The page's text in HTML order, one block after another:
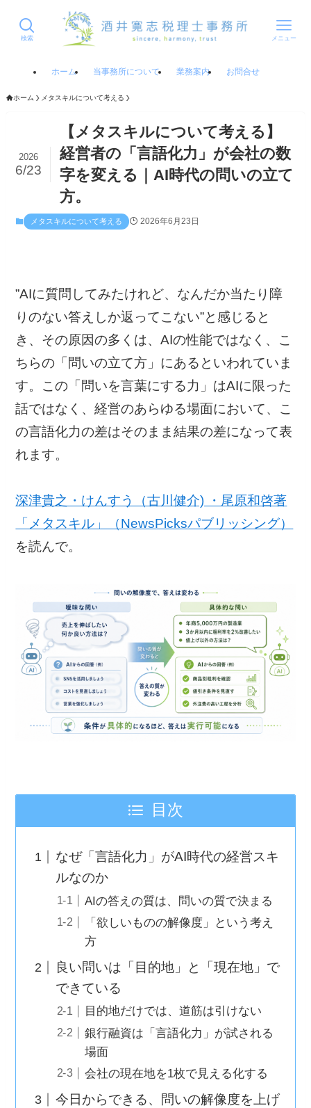
検索 メニュー
ホーム 当事務所について 業務案内 お問合せ
ホーム メタスキルについて考える
【メタスキルについて考える】
経営者の「言語化力」が会社の数
字を変える｜AI時代の問いの立て
方。
2026
6/23
メタスキルについて考える 2026年6月23日
”AIに質問してみたけれど、なんだか当たり障
りのない答えしか返ってこない”と感じると
き、その原因の多くは、AIの性能ではなく、こ
ちらの「問いの立て方」にあるといわれていま
す。この「問いを言葉にする力」はAIに限った
話ではなく、経営のあらゆる場面において、こ
の言語化力の差はそのまま結果の差になって表
れます。
深津貴之・けんすう（古川健介) ・尾原和啓著
「メタスキル」（NewsPicksパブリッシング）
を読んで。
目次
なぜ「言語化力」がAI時代の経営スキ
ルなのか
AIの答えの質は、問いの質で決まる
「欲しいものの解像度」という考え
方
良い問いは「目的地」と「現在地」で
できている
目的地だけでは、道筋は引けない
銀行融資は「言語化力」が試される
場面
会社の現在地を1枚で見える化する
今日からできる、問いの解像度を上げ